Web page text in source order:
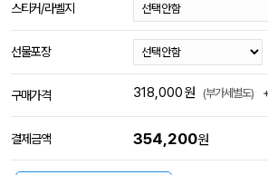
스티커/라벨지
선물포장
구매가격 318,000원 (부가세별도)
결제금액 354,200원